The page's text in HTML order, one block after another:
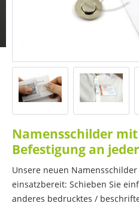
Namensschilder
Befestigung an
Unsere neuen
einsatzbereit: Schieben Sie
anderes bedrucktes /